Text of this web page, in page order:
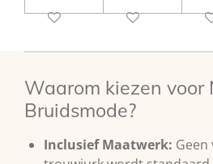
Waarom kiezen voor
Bruidsmode?
Inclusief Maatwerk: Geen